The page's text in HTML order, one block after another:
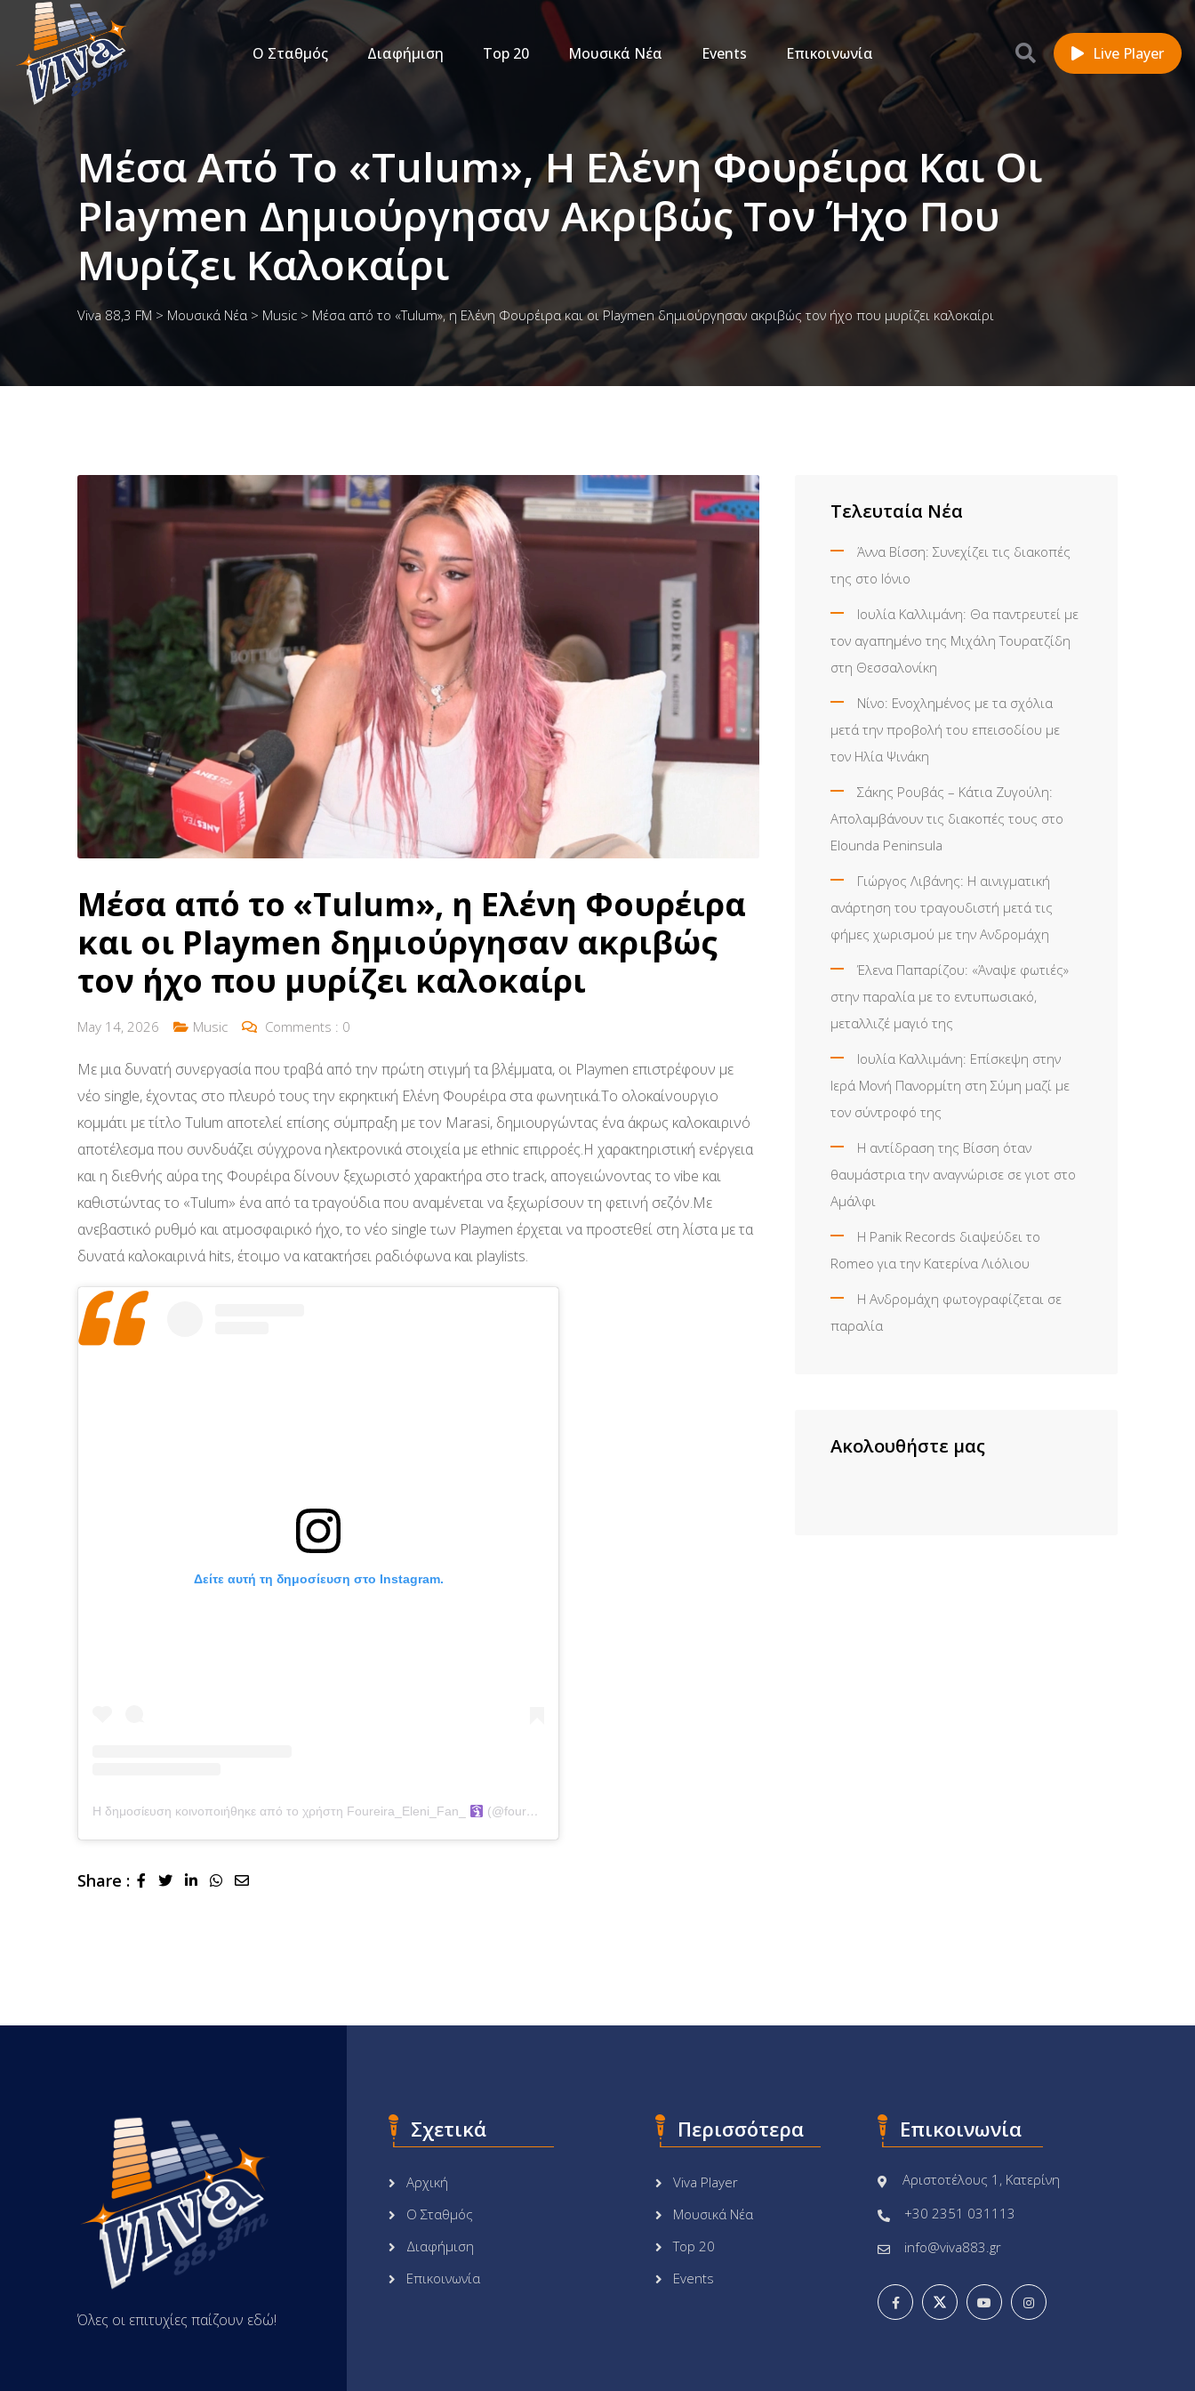
Ο Σταθμός Διαφήμιση Top 20 Μουσικά Νέα Events Επικοινωνία Live Player
Μέσα Από Το «Tulum», Η Ελένη Φουρέιρα Και Οι
Playmen Δημιούργησαν Ακριβώς Τον Ήχο Που
Μυρίζει Καλοκαίρι
Viva 88,3 FM > Μουσικά Νέα > Music > Μέσα από το «Tulum», η Ελένη Φουρέιρα και οι Playmen δημιούργησαν ακριβώς τον ήχο που μυρίζει καλοκαίρι
Μέσα από το «Tulum», η Ελένη Φουρέιρα
και οι Playmen δημιούργησαν ακριβώς
τον ήχο που μυρίζει καλοκαίρι
May 14, 2026 Music Comments : 0
Με μια δυνατή συνεργασία που τραβά από την πρώτη στιγμή τα βλέμματα, οι Playmen επιστρέφουν με
νέο single, έχοντας στο πλευρό τους την εκρηκτική Ελένη Φουρέιρα στα φωνητικά.Το ολοκαίνουργιο
κομμάτι με τίτλο Tulum αποτελεί επίσης σύμπραξη με τον Marasi, δημιουργώντας ένα άκρως καλοκαιρινό
αποτέλεσμα που συνδυάζει σύγχρονα ηλεκτρονικά στοιχεία με ethnic επιρροές.Η χαρακτηριστική ενέργεια
και η διεθνής αύρα της Φουρέιρα δίνουν ξεχωριστό χαρακτήρα στο track, απογειώνοντας το vibe και
καθιστώντας το «Tulum» ένα από τα τραγούδια που αναμένεται να ξεχωρίσουν τη φετινή σεζόν.Με
ανεβαστικό ρυθμό και ατμοσφαιρικό ήχο, το νέο single των Playmen έρχεται να προστεθεί στη λίστα με τα
δυνατά καλοκαιρινά hits, έτοιμο να κατακτήσει ραδιόφωνα και playlists.
Δείτε αυτή τη δημοσίευση στο Instagram.
Η δημοσίευση κοινοποιήθηκε από το χρήστη Foureira_Eleni_Fan_ (@foureira_eleni_fan_)
Share : LinkedInWhatsapp
Share
Τελευταία Νέα
Άννα Βίσση: Συνεχίζει τις διακοπές
της στο Ιόνιο
Ιουλία Καλλιμάνη: Θα παντρευτεί με
τον αγαπημένο της Μιχάλη Τουρατζίδη
στη Θεσσαλονίκη
Νίνο: Ενοχλημένος με τα σχόλια
μετά την προβολή του επεισοδίου με
τον Ηλία Ψινάκη
Σάκης Ρουβάς – Κάτια Ζυγούλη:
Απολαμβάνουν τις διακοπές τους στο
Elounda Peninsula
Γιώργος Λιβάνης: Η αινιγματική
ανάρτηση του τραγουδιστή μετά τις
φήμες χωρισμού με την Ανδρομάχη
Έλενα Παπαρίζου: «Άναψε φωτιές»
στην παραλία με το εντυπωσιακό,
μεταλλιζέ μαγιό της
Ιουλία Καλλιμάνη: Επίσκεψη στην
Ιερά Μονή Πανορμίτη στη Σύμη μαζί με
τον σύντροφό της
Η αντίδραση της Βίσση όταν
θαυμάστρια την αναγνώρισε σε γιοτ στο
Αμάλφι
Η Panik Records διαψεύδει το
Romeo για την Κατερίνα Λιόλιου
Η Ανδρομάχη φωτογραφίζεται σε
παραλία
Ακολουθήστε μας
Όλες οι επιτυχίες παίζουν εδώ!
Σχετικά
Αρχική
Ο Σταθμός
Διαφήμιση
Επικοινωνία
Περισσότερα
Viva Player
Μουσικά Νέα
Top 20
Events
Επικοινωνία
Αριστοτέλους 1, Κατερίνη
+30 2351 031113
info@viva883.gr